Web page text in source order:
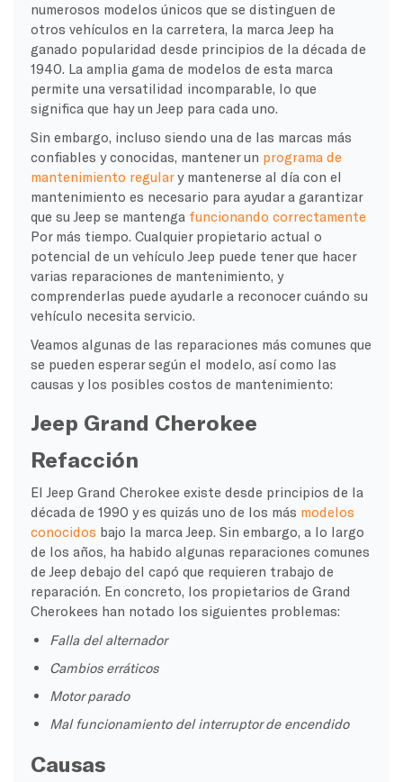
numerosos modelos únicos que se distinguen de
otros vehículos en la carretera, la marca Jeep ha
ganado popularidad desde principios de la década de
1940. La amplia gama de modelos de esta marca
permite una versatilidad incomparable, lo que
significa que hay un Jeep para cada uno.
Sin embargo, incluso siendo una de las marcas más
confiables y conocidas, mantener un programa de
mantenimiento regulary mantenerse al día con el
mantenimiento es necesario para ayudar a garantizar
que su Jeep se mantenga funcionando correctamente
Por más tiempo. Cualquier propietario actual o
potencial de un vehículo Jeep puede tener que hacer
varias reparaciones de mantenimiento, y
comprenderlas puede ayudarle a reconocer cuándo su
vehículo necesita servicio.
Veamos algunas de las reparaciones más comunes que
se pueden esperar según el modelo, así como las
causas y los posibles costos de mantenimiento:
Jeep Grand Cherokee
Refacción
El Jeep Grand Cherokee existe desde principios de la
década de 1990 y es quizás uno de los más modelos
conocidos bajo la marca Jeep. Sin embargo, a lo largo
de los años, ha habido algunas reparaciones comunes
de Jeep debajo del capó que requieren trabajo de
reparación. En concreto, los propietarios de Grand
Cherokees han notado los siguientes problemas:
Falla del alternador
Cambios erráticos
Motor parado
Mal funcionamiento del interruptor de encendido
Causas